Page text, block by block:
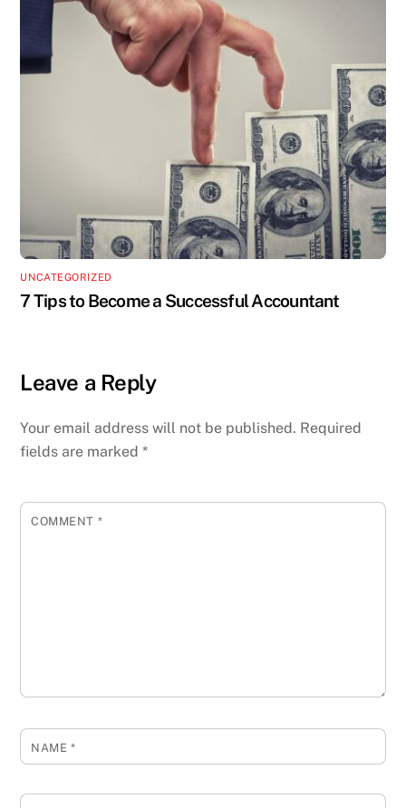
UNCATEGORIZED
7 Tips to Become a Successful Accountant
Leave a Reply
Your email address will not be published. Required
fields are marked*
COMMENT *
NAME *